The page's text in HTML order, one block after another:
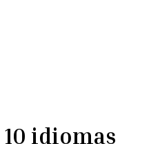
10 idiomas